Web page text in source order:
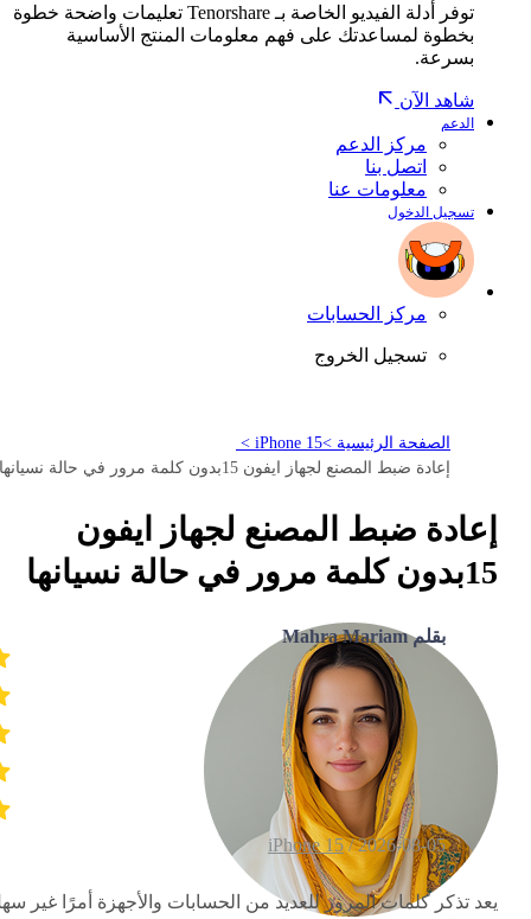
توفر أدلة الفيديو الخاصة بـ Tenorshare تعليمات واضحة خطوة
بخطوة لمساعدتك على فهم معلومات المنتج الأساسية
بسرعة.
شاهد الآن
الدعم
مركز الدعم
اتصل بنا
معلومات عنا
تسجيل الدخول
مركز الحسابات
تسجيل الخروج
الصفحة الرئيسية >iPhone 15 >
إعادة ضبط المصنع لجهاز ايفون 15بدون كلمة مرور في حالة نسيانها
إعادة ضبط المصنع لجهاز ايفون
15بدون كلمة مرور في حالة نسيانها
بقلم Mahra Mariam
2026-08-05 /
iPhone 15
يعد تذكر كلمات المرور للعديد من الحسابات والأجهزة أمرًا غير